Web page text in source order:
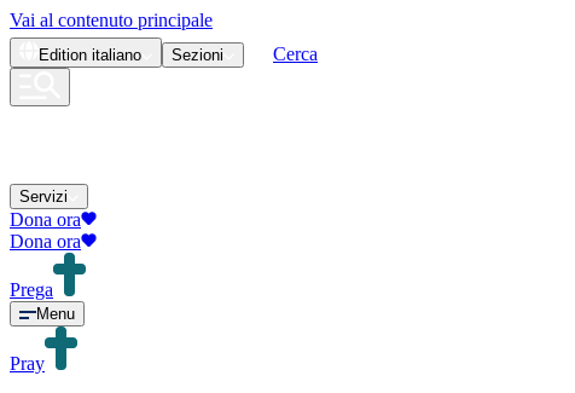
Vai al contenuto principale
Edition italiano Sezioni Cerca
Servizi
Dona ora
Dona ora
Prega
Menu
Pray